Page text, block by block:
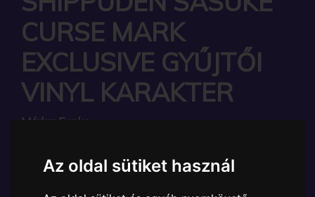
Az oldal sütiket használ
CURSE MARK
EXCLUSIVE GYŰJTŐI
VINYL KARAKTER
Márka: Funko
Ára:8790 Ft